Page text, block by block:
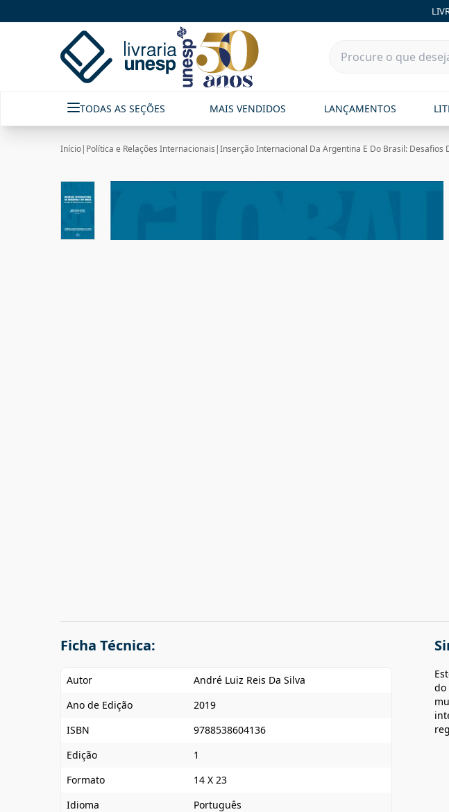
TODAS AS SEÇÕES MAIS VENDIDOS LANÇAMENTOS
Início| Política e Relações Internacionais |Inserção Internacional Da Argentina E Do Brasil: Desafios
Ficha Técnica:
Autor
André Luiz Reis Da Silva
Ano de Edição
2019
ISBN
9788538604136
Edição
1
Formato
14 X 23
Idioma
Português
do